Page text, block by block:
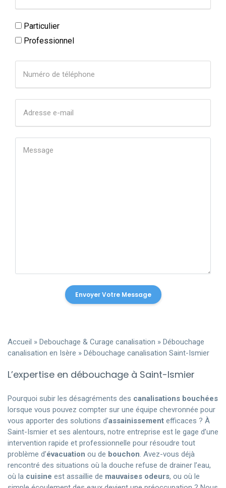
Particulier
Professionnel
Accueil » Debouchage & Curage canalisation » Débouchage
canalisation en Isère » Débouchage canalisation Saint-Ismier
L’expertise en débouchage à Saint-Ismier
Pourquoi subir les désagréments des canalisations bouchées
lorsque vous pouvez compter sur une équipe chevronnée pour
vous apporter des solutions d’assainissement efficaces ? À
Saint-Ismier et ses alentours, notre entreprise est le gage d’une
intervention rapide et professionnelle pour résoudre tout
problème d’évacuation ou de bouchon. Avez-vous déjà
rencontré des situations où la douche refuse de drainer l’eau,
où la cuisine est assaillie de mauvaises odeurs, ou où le